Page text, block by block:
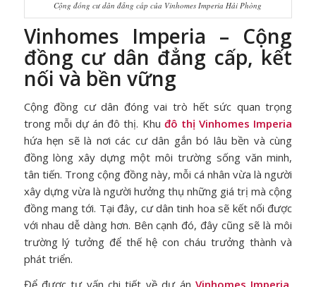
Cộng đồng cư dân đẳng cấp của Vinhomes Imperia Hải Phòng
Vinhomes Imperia – Cộng
đồng cư dân đẳng cấp, kết
nối và bền vững
Cộng đồng cư dân đóng vai trò hết sức quan trọng
trong mỗi dự án đô thị. Khu đô thị Vinhomes Imperia
hứa hẹn sẽ là nơi các cư dân gắn bó lâu bền và cùng
đồng lòng xây dựng một môi trường sống văn minh,
tân tiến. Trong cộng đồng này, mỗi cá nhân vừa là người
xây dựng vừa là người hưởng thụ những giá trị mà cộng
đồng mang tới. Tại đây, cư dân tinh hoa sẽ kết nối được
với nhau dễ dàng hơn. Bên cạnh đó, đây cũng sẽ là môi
trường lý tưởng để thế hệ con cháu trưởng thành và
phát triển.